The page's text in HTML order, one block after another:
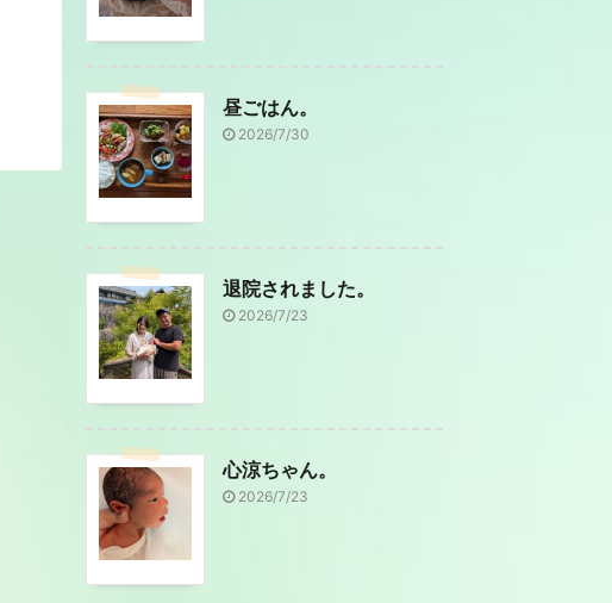
昼ごはん。
2026/7/30
退院されました。
2026/7/23
心涼ちゃん。
2026/7/23